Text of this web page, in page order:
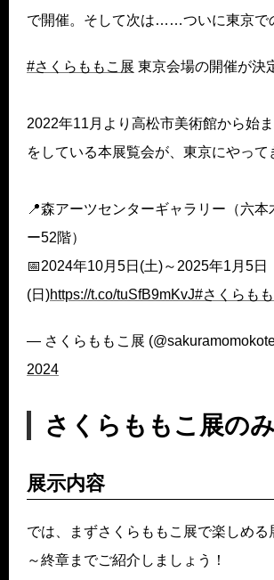
で開催。そして次は……ついに東京で
#さくらももこ展 東京会場の開催が決
2022年11月より高松市美術館から始
をしている本展覧会が、東京にやって
📍森アーツセンターギャラリー（六本
ー52階）
📅2024年10月5日(土)～2025年1月5日
(日)https://t.co/tuSfB9mKvJ#さくらもも
— さくらももこ展
2024
さくらももこ展の
展示内容
では、まずさくらももこ展で楽しめる
～終章までご紹介しましょう！